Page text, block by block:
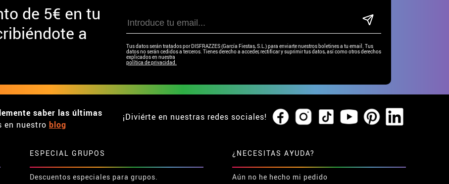
de 5€ en tu
a
Tus datos serán tratados por DISFRAZZES (García Fiestas, S.L.) para enviarte nuestros boletines a tu email. Tus
datos no serán cedidos a terceros. Tienes derecho a acceder, rectificar y suprimir tus datos, así como otros derechos
explicados en nuestra
política de privacidad.
saber las últimas
en nuestro blog
¡Diviérte en nuestras redes sociales!
ESPECIAL GRUPOS
Descuentos especiales para grupos.
¿NECESITAS AYUDA?
Aún no he hecho mi pedido